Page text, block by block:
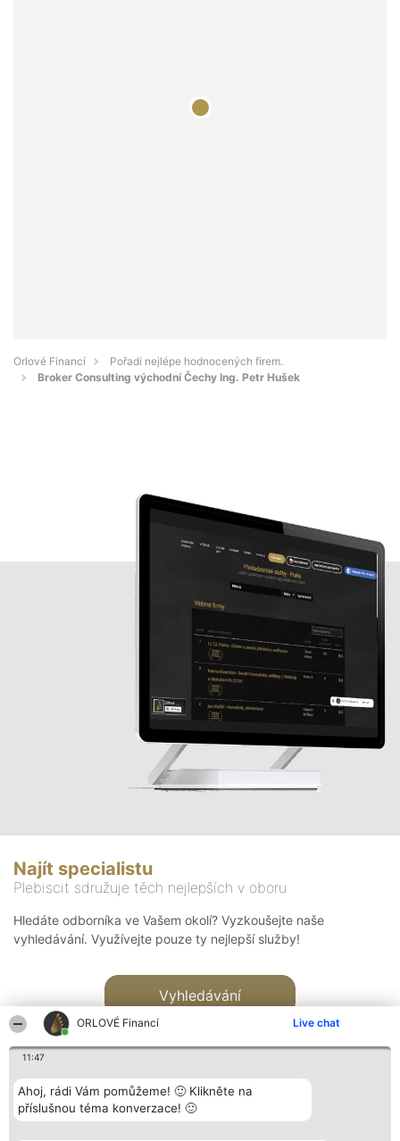
ORLOVÉ Financí Live chat
11:47
Ahoj, rádi Vám pomůžeme! 🙂 Klikněte na
příslušnou téma konverzace! 🙂
Orlové Financí
Pořadí nejlépe hodnocených firem.
Broker Consulting východní Čechy Ing. Petr Hušek
Najít specialistu
Plebiscit sdružuje těch nejlepších v oboru
Hledáte odborníka ve Vašem okolí? Vyzkoušejte naše
vyhledávání. Využívejte pouze ty nejlepší služby!
Vyhledávání